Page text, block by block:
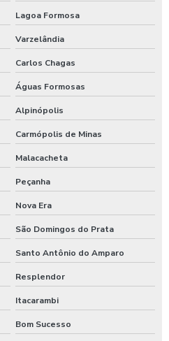
Lagoa Formosa
Varzelândia
Carlos Chagas
Águas Formosas
Alpinópolis
Carmópolis de Minas
Malacacheta
Peçanha
Nova Era
São Domingos do Prata
Santo Antônio do Amparo
Resplendor
Itacarambi
Bom Sucesso